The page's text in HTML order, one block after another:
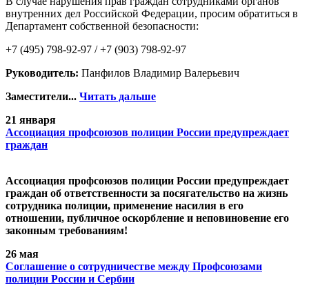
внутренних дел Российской Федерации, просим обратиться в
Департамент собственной безопасности:
+7 (495) 798-92-97 / +7 (903) 798-92-97
Руководитель: Панфилов Владимир Валерьевич
Заместители... Читать дальше
21 января
Ассоциация профсоюзов полиции России предупреждает
граждан
Ассоциация профсоюзов полиции России предупреждает
граждан об ответственности за посягательство на жизнь
сотрудника полиции, применение насилия в его
отношении, публичное оскорбление и неповиновение его
законным требованиям!
26 мая
Cоглашение о сотрудничестве между Профсоюзами
полиции России и Сербии